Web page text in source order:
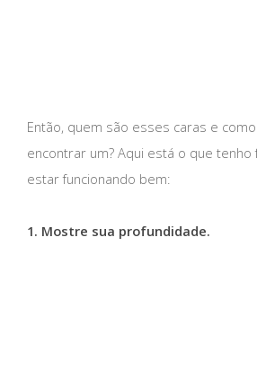
Então, quem são esses caras e
encontrar um? Aqui está o que
estar funcionando bem:
1. Mostre sua profundidade.